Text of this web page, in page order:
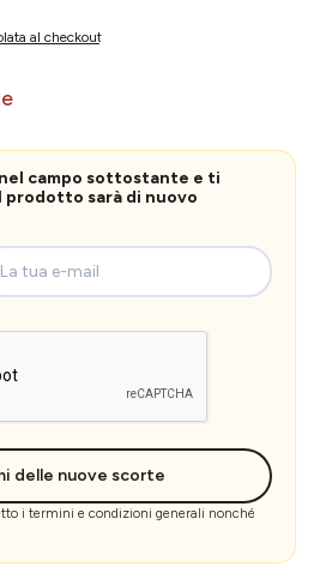
al checkout
campo sottostante e ti
prodotto sarà di nuovo
tua e-mail
delle nuove scorte
i termini e condizioni generali nonché